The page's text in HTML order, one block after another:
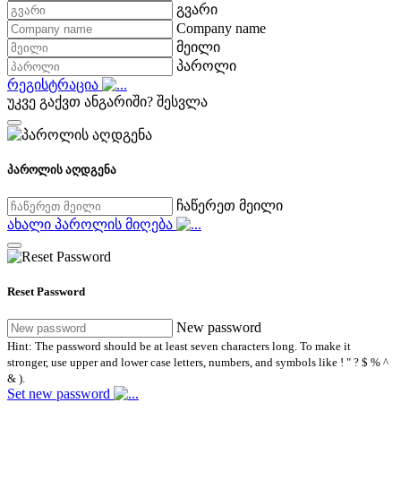
გვარი
Company name
მეილი
პაროლი
რეგისტრაცია
უკვე გაქვთ ანგარიში? შესვლა
პაროლის აღდგენა
ჩაწერეთ მეილი
ახალი პაროლის მიღება
Reset Password
New password
Hint: The password should be at least seven characters long. To make it
stronger, use upper and lower case letters, numbers, and symbols like ! " ? $ % ^
& ).
Set new password